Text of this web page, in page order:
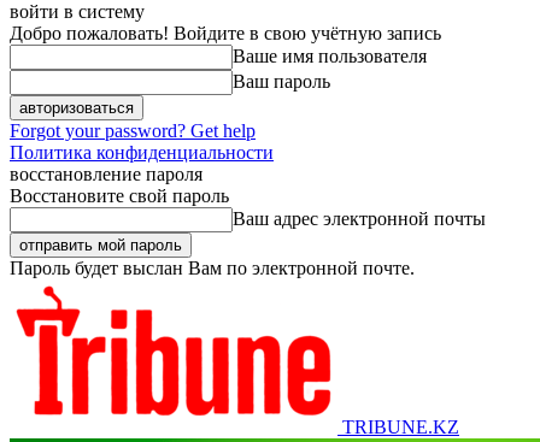
войти в систему
Добро пожаловать! Войдите в свою учётную запись
Ваше имя пользователя
Ваш пароль
Forgot your password? Get help
Политика конфиденциальности
восстановление пароля
Восстановите свой пароль
Ваш адрес электронной почты
Пароль будет выслан Вам по электронной почте.
TRIBUNE.KZ